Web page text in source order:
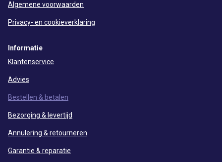
Algemene voorwaarden
Privacy- en cookieverklaring
Informatie
Klantenservice
Advies
Bestellen & betalen
Bezorging & levertijd
Annulering & retourneren
Garantie & reparatie